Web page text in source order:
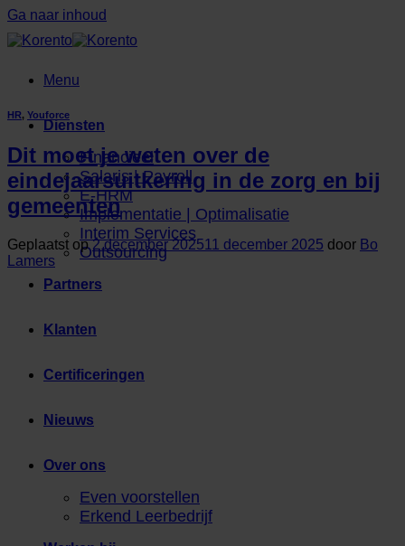
Ga naar inhoud
Menu
Diensten
Financieel
Salaris | Payroll
E-HRM
Implementatie | Optimalisatie
Interim Services
Outsourcing
Partners
Klanten
Certificeringen
Nieuws
Over ons
Even voorstellen
Erkend Leerbedrijf
HR, Youforce
Dit moet je weten over de
eindejaarsuitkering in de zorg en bij
gemeenten
Geplaatst op2 december 202511 december 2025 door Bo
Lamers